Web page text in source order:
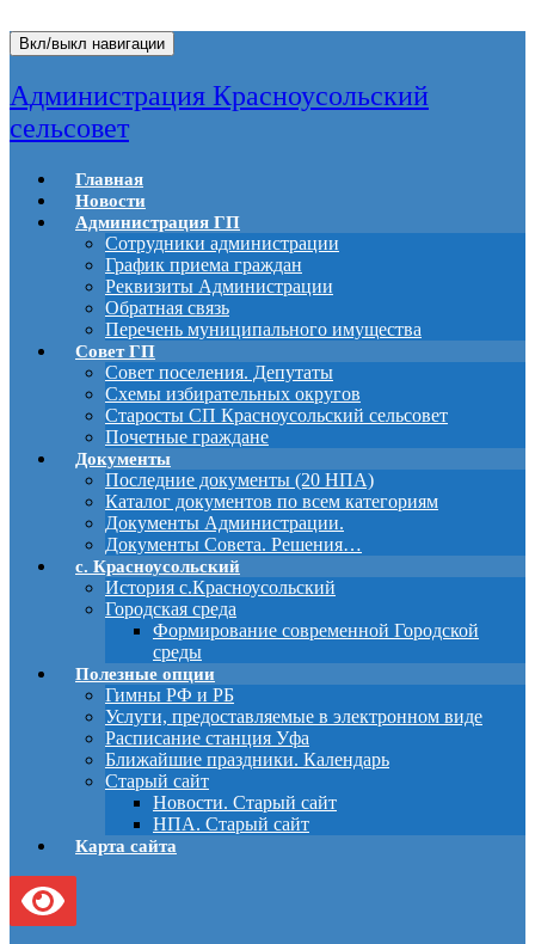
Вкл/выкл навигации
Администрация Красноусольский
сельсовет
Главная
Новости
Администрация ГП
Сотрудники администрации
График приема граждан
Реквизиты Администрации
Обратная связь
Перечень муниципального имущества
Совет ГП
Совет поселения. Депутаты
Схемы избирательных округов
Старосты СП Красноусольский сельсовет
Почетные граждане
Документы
Последние документы (20 НПА)
Каталог документов по всем категориям
Документы Администрации.
Документы Совета. Решения…
с. Красноусольский
История с.Красноусольский
Городская среда
Формирование современной Городской
среды
Полезные опции
Гимны РФ и РБ
Услуги, предоставляемые в электронном виде
Расписание станция Уфа
Ближайшие праздники. Календарь
Старый сайт
Новости. Старый сайт
НПА. Старый сайт
Карта сайта